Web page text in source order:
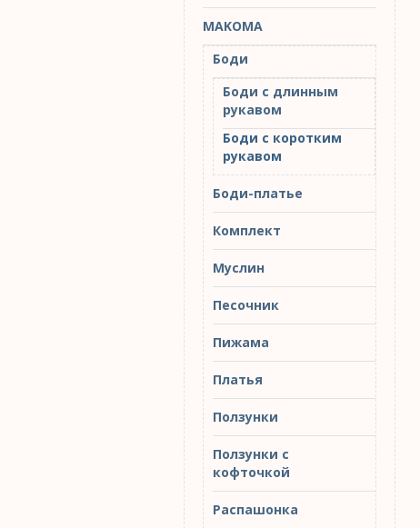
MAKOMA
Боди
Боди с длинным
рукавом
Боди с коротким
рукавом
Боди-платье
Комплект
Муслин
Песочник
Пижама
Платья
Ползунки
Ползунки с
кофточкой
Распашонка